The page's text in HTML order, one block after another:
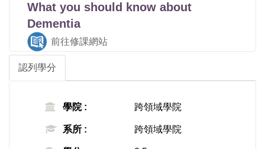
What you should know about
Dementia
前往修課網站
認列學分
學院 : 跨領域學院
系所 : 跨領域學院